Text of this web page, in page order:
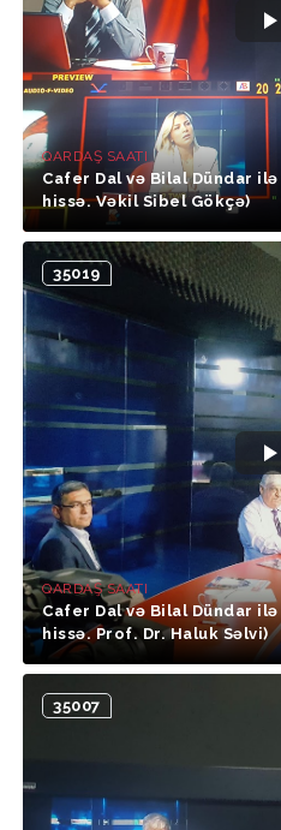
QARDAŞ SAATI
Cafer Dal və Bilal Dündar ilə
hissə. Vəkil Sibel Gökçə)
35019
QARDAŞ SAATI
Cafer Dal və Bilal Dündar ilə
hissə. Prof. Dr. Haluk Səlvi)
35007